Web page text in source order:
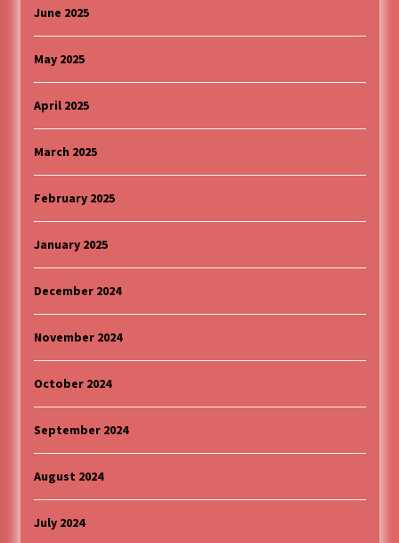
June 2025
May 2025
April 2025
March 2025
February 2025
January 2025
December 2024
November 2024
October 2024
September 2024
August 2024
July 2024